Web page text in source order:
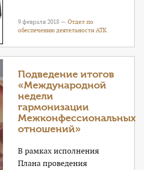
9 февраля 2018 —Отдел по
обеспечению деятельности АТК
Подведение итогов
«Международной
недели
гармонизации
Межконфессиональных
отношений»
В рамках исполнения
Плана проведения